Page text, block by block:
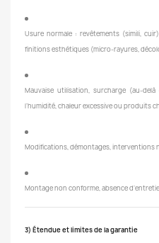
Usure normale : revêtements (simili,
finitions esthétiques (micro-rayures,
Mauvaise utilisation, surcharge (au-
l’humidité, chaleur excessive ou produits
Modifications, démontages, interventions
Montage non conforme, absence
3) Étendue et limites de la garantie